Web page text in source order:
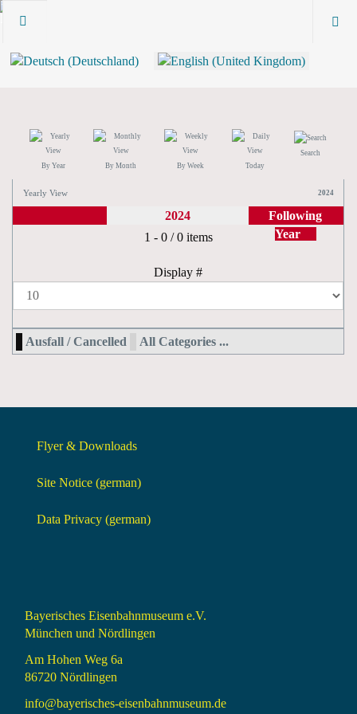
By Year By Month By Week Today
Search
Yearly View 2024
2024
Following
Year
Pagination List Limit
1 - 0 / 0 items
Display #
Ausfall / Cancelled All Categories ...
Flyer & Downloads
Site Notice (german)
Data Privacy (german)
Bayerisches Eisenbahnmuseum e.V.
München und Nördlingen
Am Hohen Weg 6a
86720 Nördlingen
info@bayerisches-eisenbahnmuseum.de